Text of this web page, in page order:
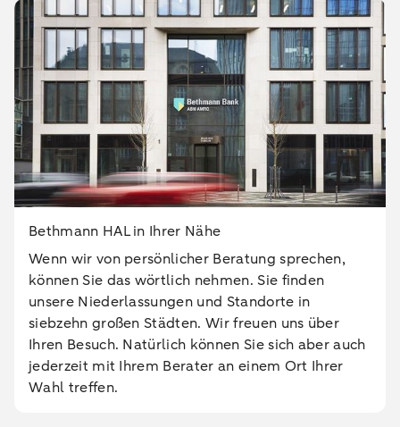
Bethmann HAL in Ihrer Nähe
Wenn wir von persönlicher Beratung sprechen,
können Sie das wörtlich nehmen. Sie finden
unsere Niederlassungen und Standorte in
siebzehn großen Städten. Wir freuen uns über
Ihren Besuch. Natürlich können Sie sich aber auch
jederzeit mit Ihrem Berater an einem Ort Ihrer
Wahl treffen.